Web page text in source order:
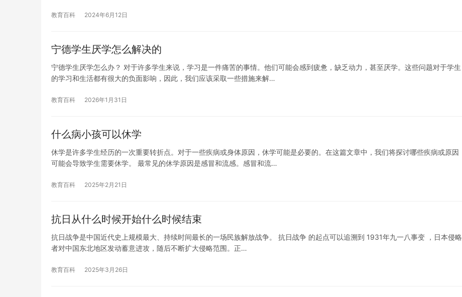
教育百科 2024年6月12日
宁德学生厌学怎么解决的
宁德学生厌学怎么办？ 对于许多学生来说，学习是一件痛苦的事情。他们可能会感到疲惫，缺乏动力，甚至厌学。这些问题对于学生
的学习和生活都有很大的负面影响，因此，我们应该采取一些措施来解…
教育百科 2026年1月31日
什么病小孩可以休学
休学是许多学生经历的一次重要转折点。对于一些疾病或身体原因，休学可能是必要的。在这篇文章中，我们将探讨哪些疾病或原因
可能会导致学生需要休学。 最常见的休学原因是感冒和流感。感冒和流…
教育百科 2025年2月21日
抗日从什么时候开始什么时候结束
抗日战争是中国近代史上规模最大、持续时间最长的一场民族解放战争。 抗日战争 的起点可以追溯到 1931年九一八事变 ，日本侵略
者对中国东北地区发动蓄意进攻，随后不断扩大侵略范围。正…
教育百科 2025年3月26日